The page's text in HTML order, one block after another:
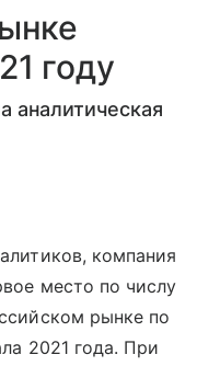
году
аналитическая
компания
место по числу
рынке по
2021 года. При